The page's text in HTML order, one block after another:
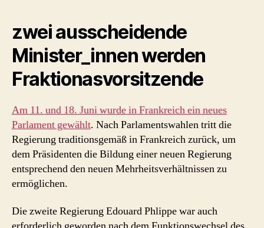
zwei ausscheidende
Minister_innen werden
Fraktionasvorsitzende
Am 11. und 18. Juni wurde in Frankreich ein neues
Parlament gewählt. Nach Parlamentswahlen tritt die
Regierung traditionsgemäß in Frankreich zurück, um
dem Präsidenten die Bildung einer neuen Regierung
entsprechend den neuen Mehrheitsverhältnissen zu
ermöglichen.
Die zweite Regierung Edouard Phlippe war auch